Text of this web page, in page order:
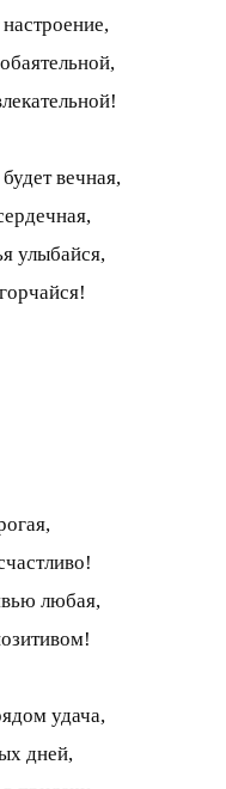
вечная,
улыбайся,
любая,
удача,
дней,